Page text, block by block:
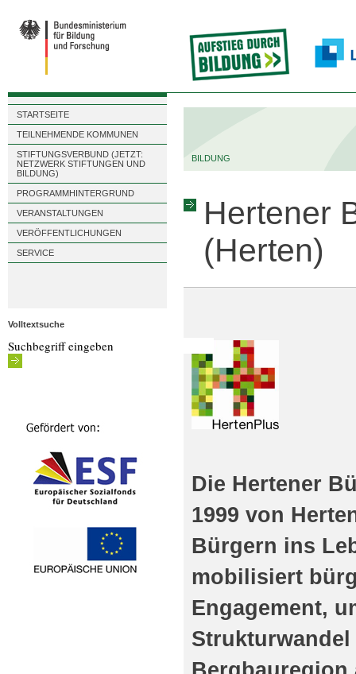
BILDUNG
Hertener
(Herten)
Die Hertener
1999 von
Bürgern ins
mobilisiert
Engagement,
STARTSEITE
TEILNEHMENDE KOMMUNEN
STIFTUNGSVERBUND (JETZT:
NETZWERK STIFTUNGEN UND
BILDUNG)
PROGRAMMHINTERGRUND
VERANSTALTUNGEN
VERÖFFENTLICHUNGEN
SERVICE
Volltextsuche